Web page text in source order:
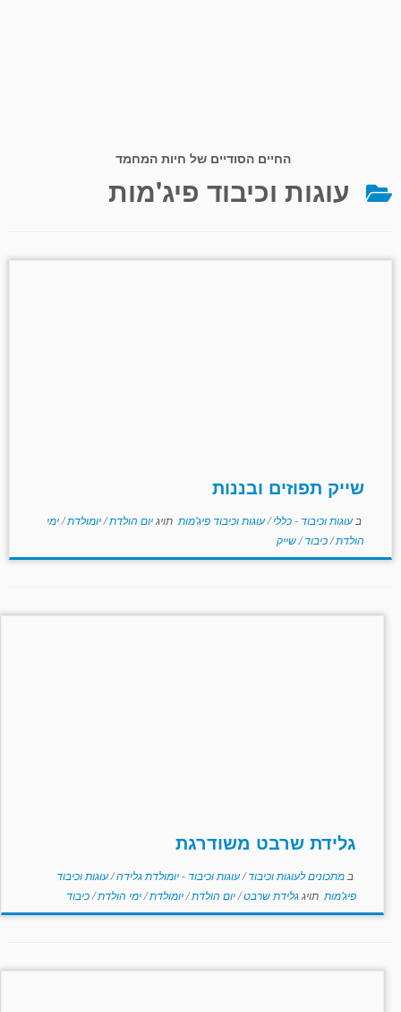
החיים הסודיים של חיות המחמד
עוגות וכיבוד פיג'מות
שייק תפוזים ובננות
ב עוגות וכיבוד - כללי/עוגות וכיבוד פיג'מות תויגיום הולדת/יומולדת/ימי
הולדת/כיבוד/שייק
גלידת שרבט משודרגת
ב מתכונים לעוגות וכיבוד/עוגות וכיבוד - יומולדת גלידה/עוגות וכיבוד
פיג'מות תויגגלידת שרבט/יום הולדת/יומולדת/ימי הולדת/כיבוד